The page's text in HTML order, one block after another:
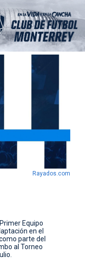
Rayados.com
Equipo
en el
parte del
al Torneo